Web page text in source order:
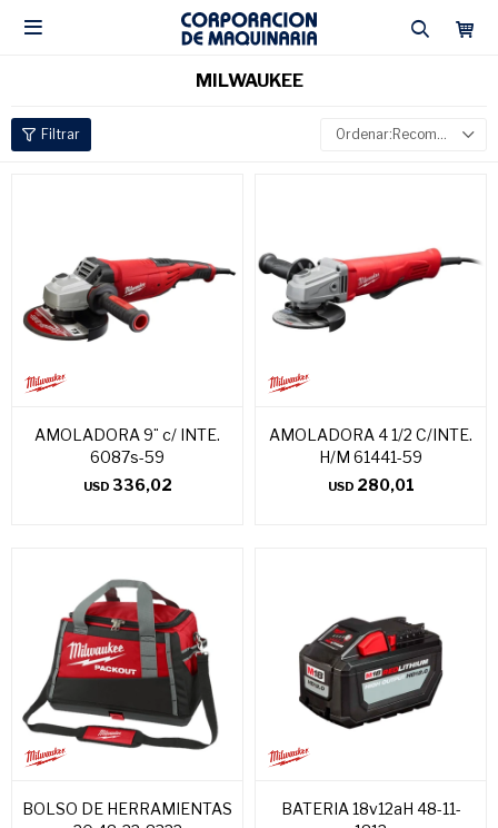

MILWAUKEE
Recomendados
AMOLADORA 9¨ c/ INTE.
6087s-59
USD 336,02
AMOLADORA 4 1/2 C/INTE.
H/M 61441-59
USD 280,01
BOLSO DE HERRAMIENTAS
BATERIA 18v12aH 48-11-